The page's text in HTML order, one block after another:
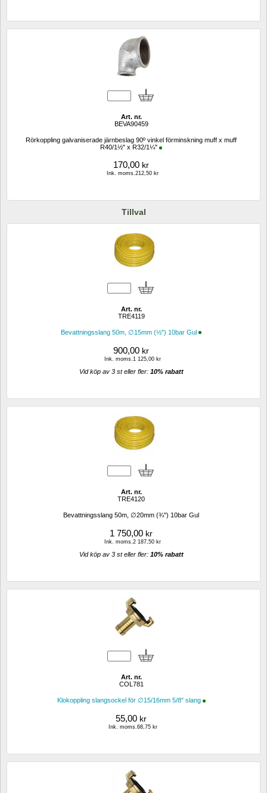
Art. nr.
BEVA90459
Rörkoppling galvaniserade järnbeslag 90º vinkel förminskning muff x muff
R40/1½" x R32/1¼"
170,00 kr
Ink. moms.212,50 kr
Tillval
Art. nr.
TRE4119
Bevattningsslang 50m, ∅15mm (½") 10bar Gul
900,00 kr
Ink. moms.1 125,00 kr
Vid köp av 3 st eller fler: 10% rabatt
Art. nr.
TRE4120
Bevattningsslang 50m, ∅20mm (¾") 10bar Gul
1 750,00 kr
Ink. moms.2 187,50 kr
Vid köp av 3 st eller fler: 10% rabatt
Art. nr.
COL781
Klokoppling slangsockel för ∅15/16mm 5/8" slang
55,00 kr
Ink. moms.68,75 kr